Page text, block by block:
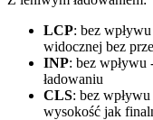
LCP: bez
widocznej bez
INP: bez wpływu
ładowaniu
CLS: bez wpływu
wysokość jak